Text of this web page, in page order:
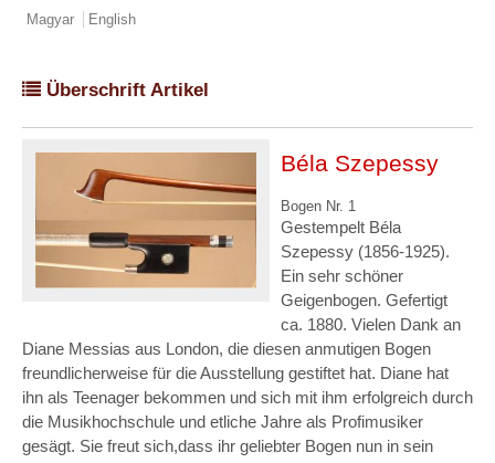
Magyar English
Überschrift Artikel
Béla Szepessy
Bogen Nr. 1
Gestempelt Béla
Szepessy (1856-1925).
Ein sehr schöner
Geigenbogen. Gefertigt
ca. 1880. Vielen Dank an
Diane Messias aus London, die diesen anmutigen Bogen
freundlicherweise für die Ausstellung gestiftet hat. Diane hat
ihn als Teenager bekommen und sich mit ihm erfolgreich durch
die Musikhochschule und etliche Jahre als Profimusiker
gesägt. Sie freut sich,dass ihr geliebter Bogen nun in sein